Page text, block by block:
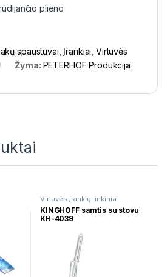
plieno
spaustuvai Įrankiai ,Virtuvės
Žyma: PETERHOF Produkcija
Virtuvės įrankių rinkiniai
KINGHOFF samtis su stovu
KH-4039